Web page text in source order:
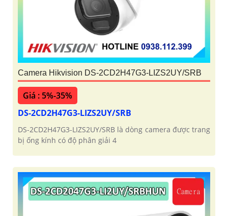
Camera Hikvision DS-2CD2H47G3-LIZS2UY/SRB
Giá : 5%-35%
DS-2CD2H47G3-LIZS2UY/SRB
DS-2CD2H47G3-LIZS2UY/SRB là dòng camera được trang
bị ống kính có độ phân giải 4